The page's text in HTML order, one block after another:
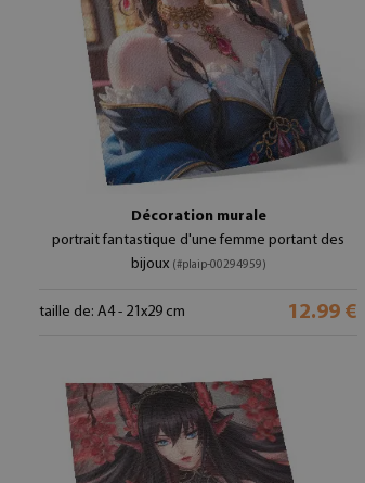
Décoration murale
portrait fantastique d'une femme portant des
bijoux (#plaip-00294959)
taille de: A4 - 21x29 cm 12.99 €